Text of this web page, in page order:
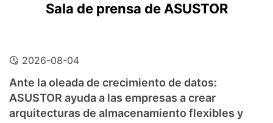
Sala de prensa de ASUSTOR
2026-08-04
Ante la oleada de crecimiento de datos:
ASUSTOR ayuda a las empresas a crear
arquitecturas de almacenamiento flexibles y